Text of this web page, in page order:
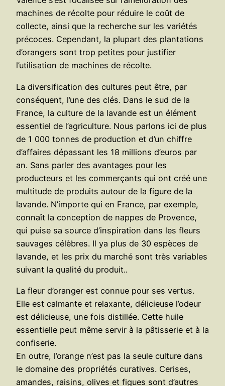
machines de récolte pour réduire le coût de
collecte, ainsi que la recherche sur les variétés
précoces. Cependant, la plupart des plantations
d’orangers sont trop petites pour justifier
l’utilisation de machines de récolte.
La diversification des cultures peut être, par
conséquent, l’une des clés. Dans le sud de la
France, la culture de la lavande est un élément
essentiel de l’agriculture. Nous parlons ici de plus
de 1 000 tonnes de production et d’un chiffre
d’affaires dépassant les 18 millions d’euros par
an. Sans parler des avantages pour les
producteurs et les commerçants qui ont créé une
multitude de produits autour de la figure de la
lavande. N’importe qui en France, par exemple,
connaît la conception de nappes de Provence,
qui puise sa source d’inspiration dans les fleurs
sauvages célèbres. Il ya plus de 30 espèces de
lavande, et les prix du marché sont très variables
suivant la qualité du produit..
La fleur d’oranger est connue pour ses vertus.
Elle est calmante et relaxante, délicieuse l’odeur
est délicieuse, une fois distillée. Cette huile
essentielle peut même servir à la pâtisserie et à la
confiserie.
En outre, l’orange n’est pas la seule culture dans
le domaine des propriétés curatives. Cerises,
amandes, raisins, olives et figues sont d’autres